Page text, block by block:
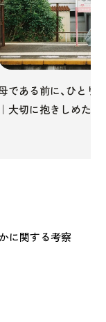
である前に、ひとり
｜大切に抱きしめた
に関する考察